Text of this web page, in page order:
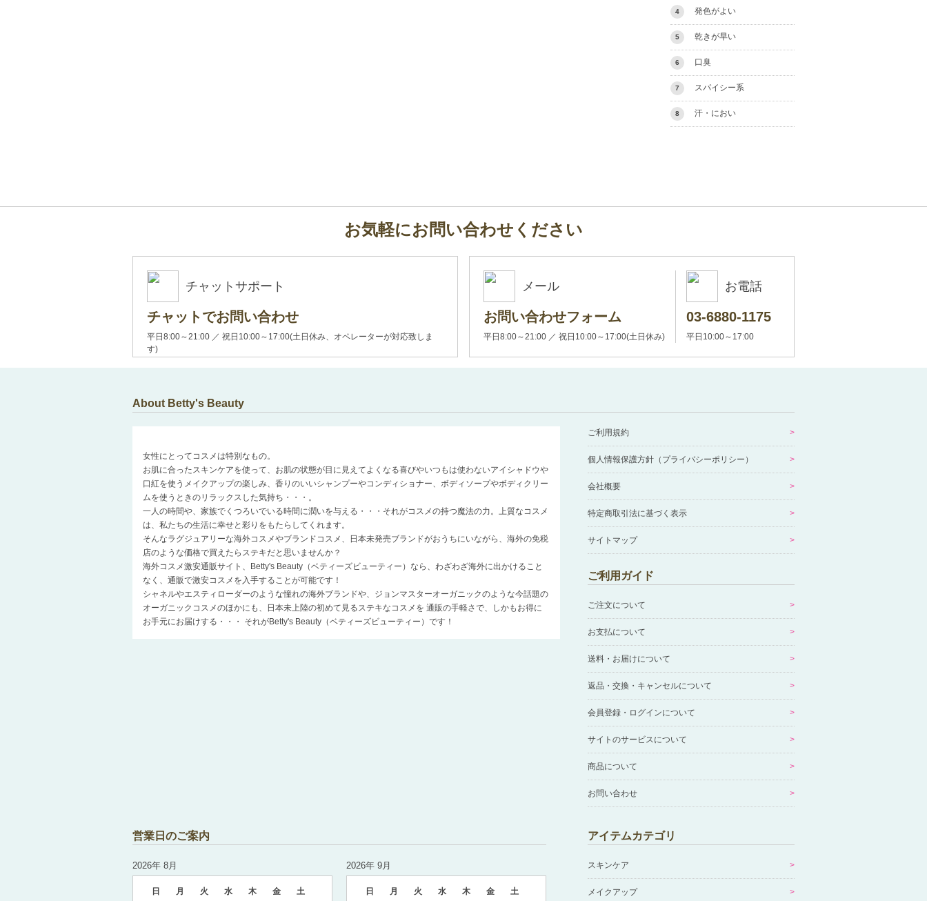
4 発色がよい
5 乾きが早い
6 口臭
7 スパイシー系
8 汗・におい
お気軽にお問い合わせください
チャットサポート
チャットでお問い合わせ
平日8:00～21:00 ／ 祝日10:00～17:00(土日休み、オペレーターが対応致しま
す)
メール
お問い合わせフォーム
平日8:00～21:00 ／ 祝日10:00～17:00(土日休み)
お電話
03-6880-1175
平日10:00～17:00
About Betty's Beauty
女性にとってコスメは特別なもの。
お肌に合ったスキンケアを使って、お肌の状態が目に見えてよくなる喜びやいつもは使わないアイシャドウや
口紅を使うメイクアップの楽しみ、香りのいいシャンプーやコンディショナー、ボディソープやボディクリー
ムを使うときのリラックスした気持ち・・・。
一人の時間や、家族でくつろいでいる時間に潤いを与える・・・それがコスメの持つ魔法の力。上質なコスメ
は、私たちの生活に幸せと彩りをもたらしてくれます。
そんなラグジュアリーな海外コスメやブランドコスメ、日本未発売ブランドがおうちにいながら、海外の免税
店のような価格で買えたらステキだと思いませんか？
海外コスメ激安通販サイト、Betty's Beauty（ベティーズビューティー）なら、わざわざ海外に出かけること
なく、通販で激安コスメを入手することが可能です！
シャネルやエスティローダーのような憧れの海外ブランドや、ジョンマスターオーガニックのような今話題の
オーガニックコスメのほかにも、日本未上陸の初めて見るステキなコスメを 通販の手軽さで、しかもお得に
お手元にお届けする・・・ それがBetty's Beauty（ベティーズビューティー）です！
ご利用規約
個人情報保護方針（プライバシーポリシー）
会社概要
特定商取引法に基づく表示
サイトマップ
ご利用ガイド
ご注文について
お支払について
送料・お届けについて
返品・交換・キャンセルについて
会員登録・ログインについて
サイトのサービスについて
商品について
お問い合わせ
営業日のご案内
2026年 8月
日 月 火 水 木 金 土
2026年 9月
日 月 火 水 木 金 土
アイテムカテゴリ
スキンケア
メイクアップ